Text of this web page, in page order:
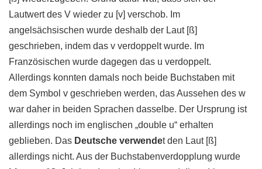
Lautwert des V wieder zu [v] verschob. Im
angelsächsischen wurde deshalb der Laut [ß]
geschrieben, indem das v verdoppelt wurde. Im
Französischen wurde dagegen das u verdoppelt.
Allerdings konnten damals noch beide Buchstaben mit
dem Symbol v geschrieben werden, das Aussehen des w
war daher in beiden Sprachen dasselbe. Der Ursprung ist
allerdings noch im englischen „double u“ erhalten
geblieben. Das Deutsche verwendet den Laut [ß]
allerdings nicht. Aus der Buchstabenverdopplung wurde